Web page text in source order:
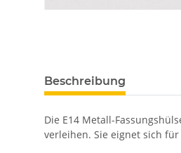
Beschreibung
Die E14 Metall-
verleihen. Sie eignet sich